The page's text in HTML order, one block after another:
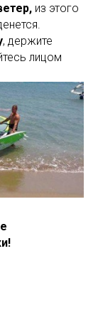
из этого
, держите
лицом